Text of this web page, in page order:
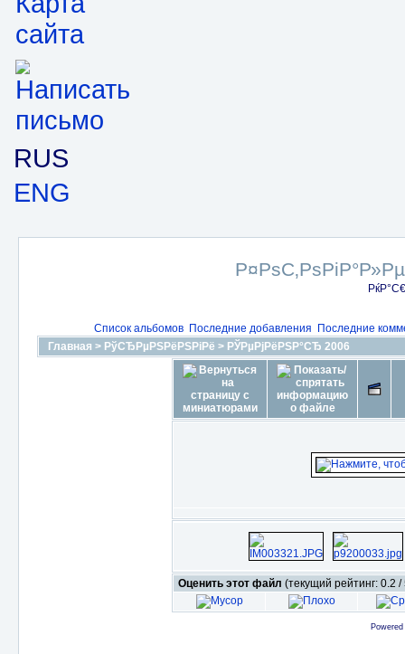
RUS
ENG
Список альбомов Последние добавления
Последние
Главная > РўСЂРµРЅРёРЅРіРё > РЎРµРјРёРЅР°СЂ 2006
Оценить этот файл (текущий рейтинг: 0.2 /